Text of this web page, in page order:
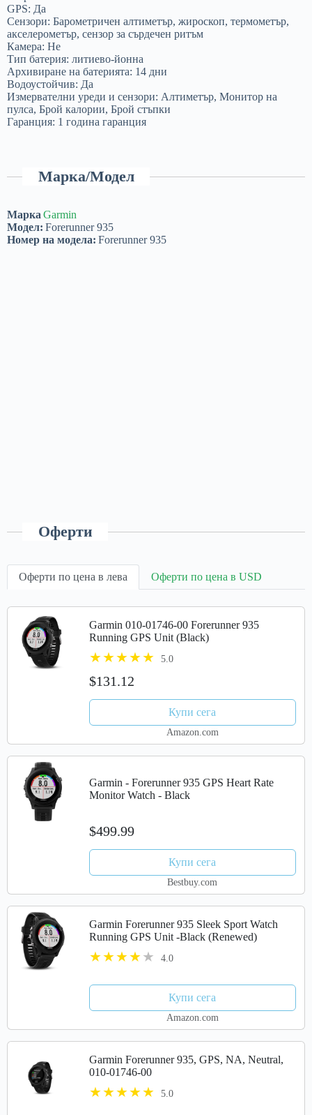
GPS: Да
Сензори: Барометричен алтиметър, жироскоп, термометър,
акселерометър, сензор за сърдечен ритъм
Камера: Не
Тип батерия: литиево-йонна
Архивиране на батерията: 14 дни
Водоустойчив: Да
Измервателни уреди и сензори: Алтиметър, Монитор на
пулса, Брой калории, Брой стъпки
Гаранция: 1 година гаранция
Марка/Модел
Марка Garmin
Модел: Forerunner 935
Номер на модела: Forerunner 935
Оферти
Оферти по цена в лева Оферти по цена в USD
Garmin 010-01746-00 Forerunner 935
Running GPS Unit (Black)
5.0
$131.12
Купи сега
Amazon.com
Garmin - Forerunner 935 GPS Heart Rate
Monitor Watch - Black
$499.99
Купи сега
Bestbuy.com
Garmin Forerunner 935 Sleek Sport Watch
Running GPS Unit -Black (Renewed)
4.0
Купи сега
Amazon.com
Garmin Forerunner 935, GPS, NA, Neutral,
010-01746-00
5.0